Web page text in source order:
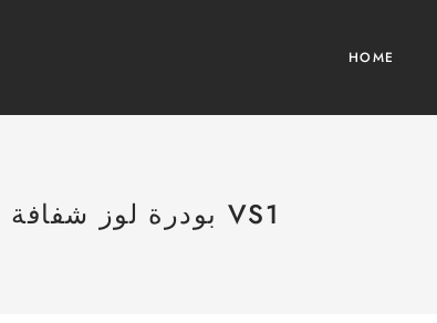
HOME
بودرة لوز شفافة VS1